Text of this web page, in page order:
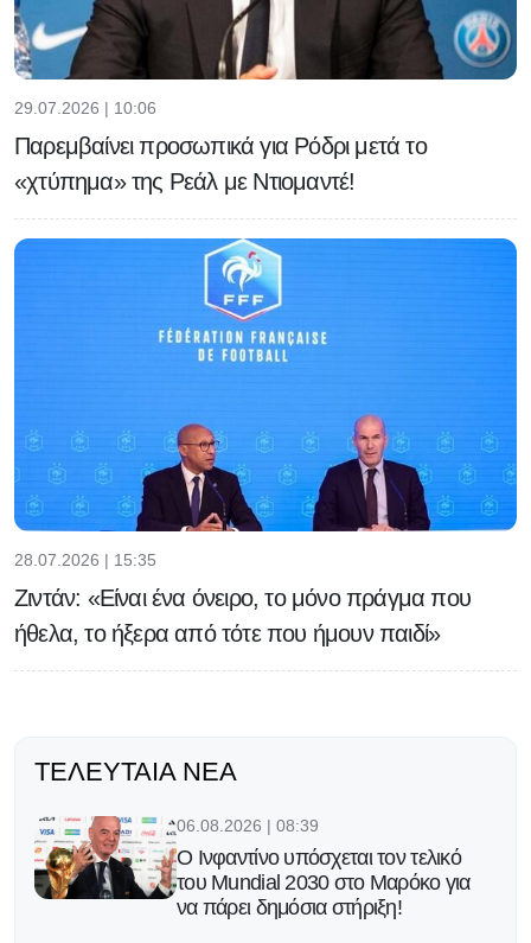
29.07.2026 | 10:06
Παρεμβαίνει προσωπικά για Ρόδρι μετά το
«χτύπημα» της Ρεάλ με Ντιομαντέ!
28.07.2026 | 15:35
Ζιντάν: «Είναι ένα όνειρο, το μόνο πράγμα που
ήθελα, το ήξερα από τότε που ήμουν παιδί»
ΤΕΛΕΥΤΑΊΑ ΝΈΑ
06.08.2026 | 08:39
Ο Ινφαντίνο υπόσχεται τον τελικό
του Μundial 2030 στο Μαρόκο για
να πάρει δημόσια στήριξη!